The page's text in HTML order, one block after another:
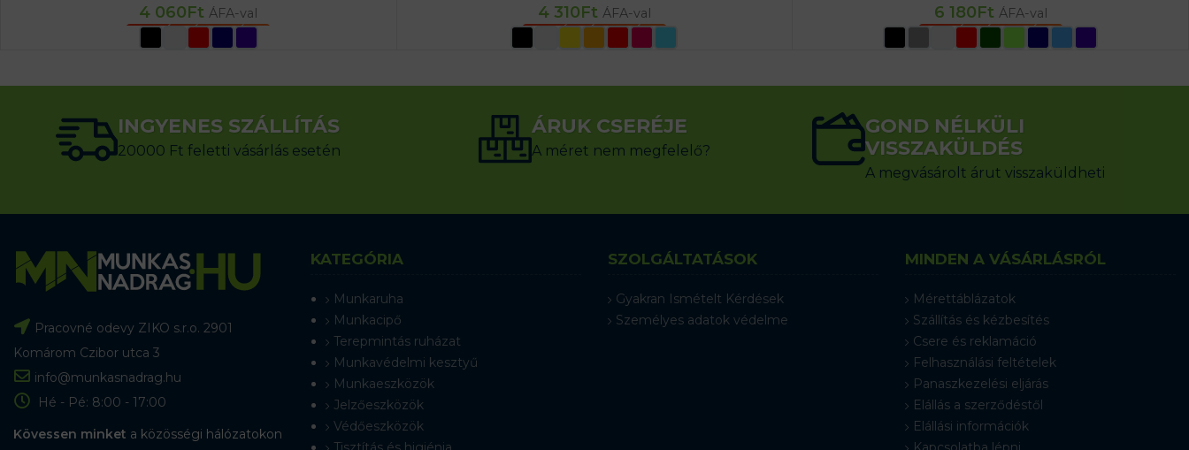
4 060Ft ÁFA-val
OPCIÓK VÁLASZTÁSA
4 310Ft ÁFA-val
OPCIÓK VÁLASZTÁSA
6 180Ft ÁFA-val
OPCIÓK VÁLASZTÁSA
INGYENES SZÁLLÍTÁS
20000 Ft feletti vásárlás esetén
ÁRUK CSERÉJE
A méret nem megfelelő?
GOND NÉLKÜLI
VISSZAKÜLDÉS
A megvásárolt árut visszaküldheti
Pracovné odevy ZIKO s.r.o. 2901
Komárom Czibor utca 3
info@munkasnadrag.hu
Hé - Pé: 8:00 - 17:00
Kövessen minket a közösségi hálózatokon
KATEGÓRIA
Munkaruha
Munkacipő
Terepmintás ruházat
Munkavédelmi kesztyű
Munkaeszközök
Jelzőeszközök
Védőeszközök
SZOLGÁLTATÁSOK
Gyakran Ismételt Kérdések
Személyes adatok védelme
MINDEN A VÁSÁRLÁSRÓL
Mérettáblázatok
Szállítás és kézbesítés
Csere és reklamáció
Felhasználási feltételek
Panaszkezelési eljárás
Elállás a szerződéstől
Elállási információk